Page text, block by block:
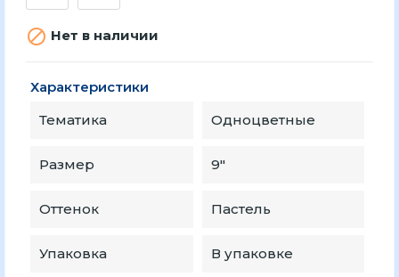
 Нет в наличии
Характеристики
Тематика
Одноцветные
Размер 9″
Оттенок Пастель
Упаковка В упаковке